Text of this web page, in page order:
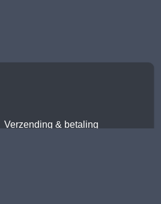
Verzending & betaling